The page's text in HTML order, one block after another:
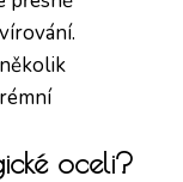
oceli?